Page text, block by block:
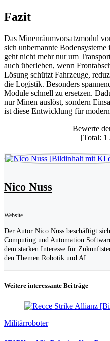
Fazit
Das Minenräumvorsatzmodul
sich unbemannte
geht nicht mehr nur um
auch überleben, wenn
Lösung schützt Fahrzeuge,
die Logistik. Besonders
Module schnell zu ersetzen.
nur Minen auslöst, sondern
ist diese Entwicklung für
Bewerte
[Total: 1
Nico Nuss
Website
Der Autor Nico Nuss beschäftigt
Computing und Automation
dem starken Interesse für
den Themen Robotik und AI.
Weitere interessante Beiträge
Militärroboter